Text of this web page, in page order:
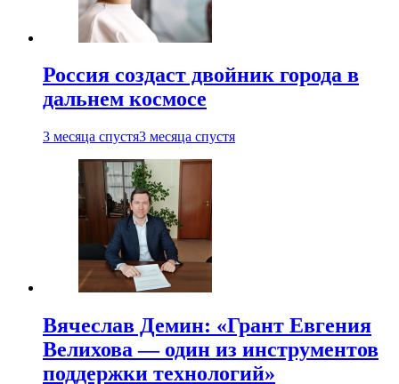
Россия создаст двойник города в
дальнем космосе
3 месяца спустя3 месяца спустя
Вячеслав Демин: «Грант Евгения
Велихова — один из инструментов
поддержки технологий»